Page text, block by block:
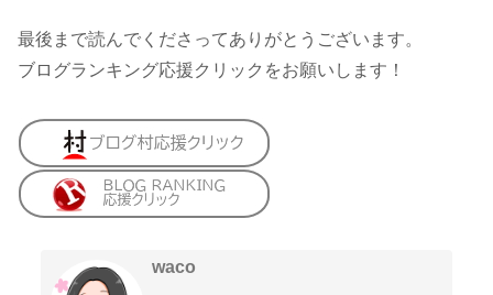
最後まで読んでくださってありがとうございます。
ブログランキング応援クリックをお願いします！
waco